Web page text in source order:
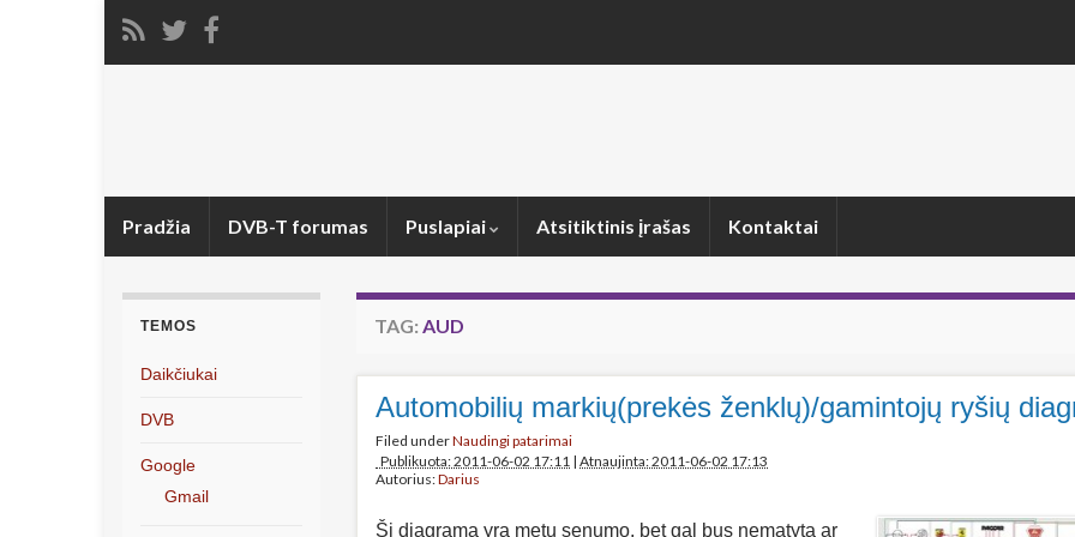
Pradžia DVB-T forumas Puslapiai Atsitiktinis įrašas Kontaktai
TAG: AUD
Automobilių markių(prekės ženklų)/gamintojų ryšių
Filed underNaudingi patarimai
Publikuota: 2011-06-02 17:11 | Atnaujinta: 2011-06-02 17:13
Autorius:Darius
Ši diagrama yra metų senumo, bet gal bus nematyta ar
TEMOS
Daikčiukai
DVB
Google
Gmail